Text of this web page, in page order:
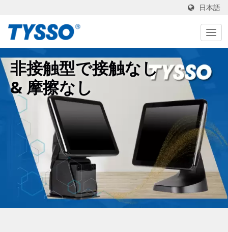
日本語
非接触型で接触なし
& 摩擦なし